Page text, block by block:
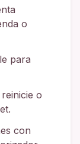
o
para
o
con